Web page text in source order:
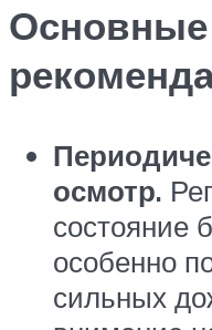
Основные
осмотр.
состояние
особенно
сильных